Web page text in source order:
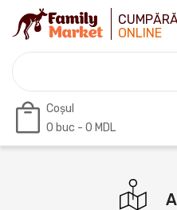
ONLINE
Coșul
0 buc - 0 MDL